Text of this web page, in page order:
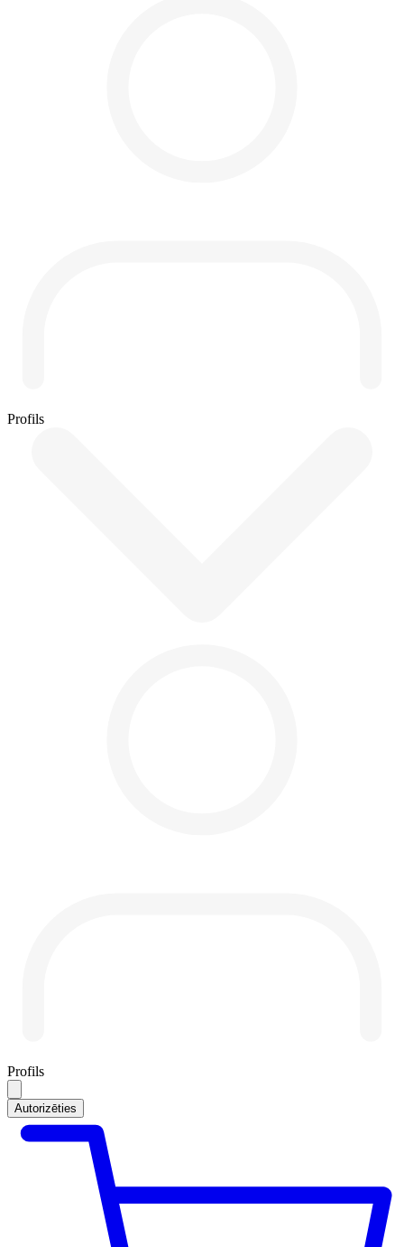
Profils
Profils
Autorizēties